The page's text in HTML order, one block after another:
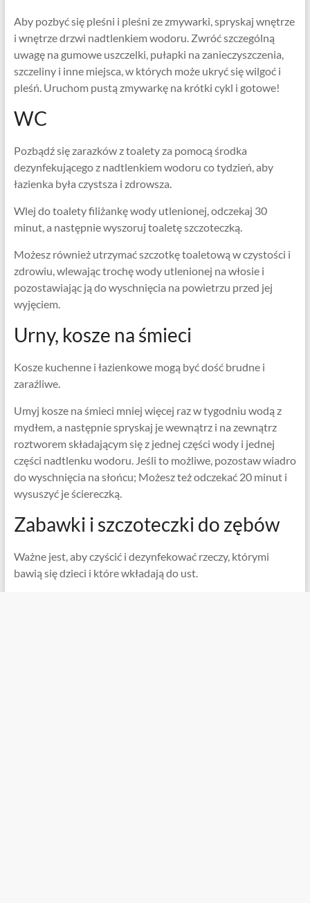
Aby pozbyć się pleśni i pleśni ze zmywarki, spryskaj wnętrze
i wnętrze drzwi nadtlenkiem wodoru. Zwróć szczególną
uwagę na gumowe uszczelki, pułapki na zanieczyszczenia,
szczeliny i inne miejsca, w których może ukryć się wilgoć i
pleśń. Uruchom pustą zmywarkę na krótki cykl i gotowe!
WC
Pozbądź się zarazków z toalety za pomocą środka
dezynfekującego z nadtlenkiem wodoru co tydzień, aby
łazienka była czystsza i zdrowsza.
Wlej do toalety filiżankę wody utlenionej, odczekaj 30
minut, a następnie wyszoruj toaletę szczoteczką.
Możesz również utrzymać szczotkę toaletową w czystości i
zdrowiu, wlewając trochę wody utlenionej na włosie i
pozostawiając ją do wyschnięcia na powietrzu przed jej
wyjęciem.
Urny, kosze na śmieci
Kosze kuchenne i łazienkowe mogą być dość brudne i
zaraźliwe.
Umyj kosze na śmieci mniej więcej raz w tygodniu wodą z
mydłem, a następnie spryskaj je wewnątrz i na zewnątrz
roztworem składającym się z jednej części wody i jednej
części nadtlenku wodoru. Jeśli to możliwe, pozostaw wiadro
do wyschnięcia na słońcu; Możesz też odczekać 20 minut i
wysuszyć je ściereczką.
Zabawki i szczoteczki do zębów
Ważne jest, aby czyścić i dezynfekować rzeczy, którymi
bawią się dzieci i które wkładają do ust.